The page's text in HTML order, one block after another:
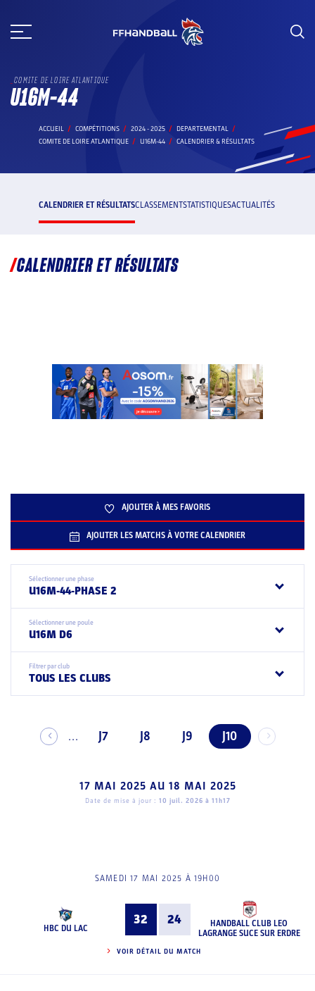
au
COMITE DE LOIRE ATLANTIQUE
U16M-44
ACCUEIL COMPÉTITIONS 2024 - 2025
DEPARTEMENTAL
COMITE DE LOIRE ATLANTIQUE
U16M-44 CALENDRIER & RÉSULTATS
CALENDRIER ET RÉSULTATSCLASSEMENTSTATISTIQUESACTUALITÉS
CALENDRIER ET RÉSULTATS
AJOUTER À MES FAVORIS
AJOUTER LES MATCHS À VOTRE CALENDRIER
Sélectionner une phase
U16M-44-PHASE 2
Sélectionner une poule
U16M D6
Filtrer par club
TOUS LES CLUBS
... J7 J8 J9 J10
17 MAI 2025 AU 18 MAI 2025
Date de mise à jour : 10 juil. 2026 à 11h17
SAMEDI 17 MAI 2025 À 19H00
HBC DU LAC
32 24
HANDBALL CLUB LEO
LAGRANGE SUCE SUR ERDRE
VOIR DÉTAIL DU MATCH